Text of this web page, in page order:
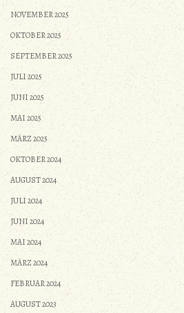
NOVEMBER 2025
OKTOBER 2025
SEPTEMBER 2025
JULI 2025
JUNI 2025
MAI 2025
MÄRZ 2025
OKTOBER 2024
AUGUST 2024
JULI 2024
JUNI 2024
MAI 2024
MÄRZ 2024
FEBRUAR 2024
AUGUST 2023